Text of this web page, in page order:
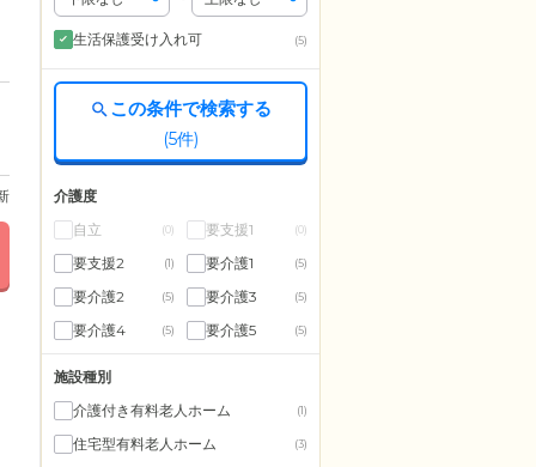
生活保護受け入れ可 (5)
この条件で検索する
(5件)
介護度
自立
(0) 要支援1 (0)
要支援2 (1) 要介護1 (5)
要介護2 (5) 要介護3 (5)
要介護4 (5) 要介護5 (5)
施設種別
介護付き有料老人ホーム
(1)
住宅型有料老人ホーム (3)